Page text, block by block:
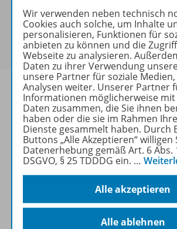
Referendaren/Referendarinnen,
Studenten/Studentinnen und
erworben werden.
Produktinformationen
Beschreibung
Lizenzbedingungen
Wir verwenden neben technisch
Cookies auch solche, um Inhalte
personalisieren, Funktionen für
anbieten zu können und die
Webseite zu analysieren.
Daten zu ihrer Verwendung
unsere Partner für soziale
Analysen weiter. Unserer Partner
Informationen möglicherweise
Daten zusammen, die Sie ihnen
haben oder die sie im Rahmen
Dienste gesammelt haben. Durch
Buttons „Alle Akzeptieren“ willigen
Datenerhebung gemäß Art. 6 Abs.
DSGVO, § 25 TDDDG ein. …
Alle akzeptieren
Alle ablehnen